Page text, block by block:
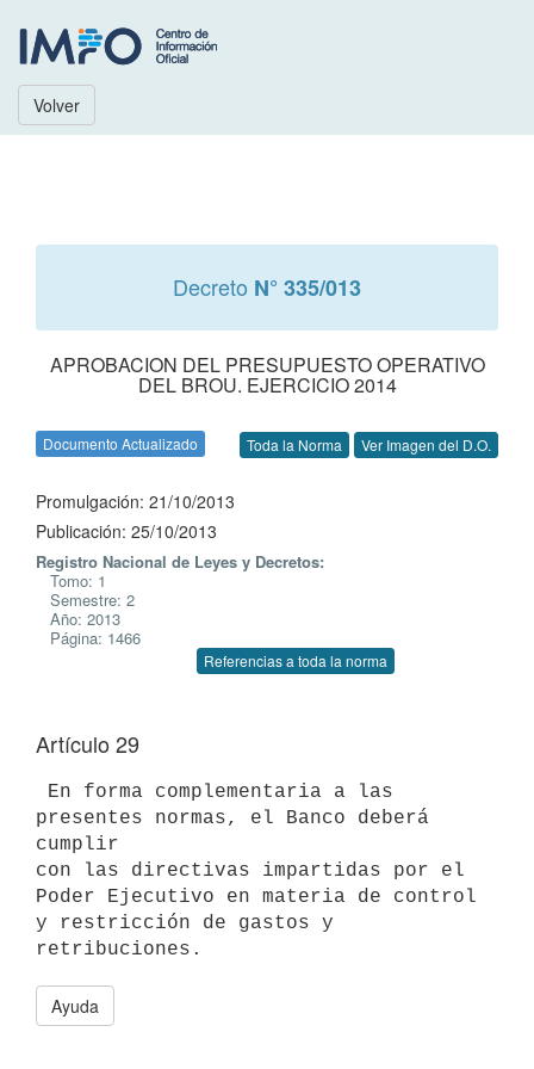
Volver
Decreto N° 335/013
APROBACION DEL PRESUPUESTO OPERATIVO
DEL BROU. EJERCICIO 2014
Documento Actualizado Toda la Norma Ver Imagen del D.O.
Promulgación: 21/10/2013
Publicación: 25/10/2013
Registro Nacional de Leyes y Decretos:
Tomo: 1
Semestre: 2
Año: 2013
Página: 1466
Referencias a toda la norma
Artículo 29
presentes normas, el Banco deberá
cumplir
con las directivas impartidas por el
Poder Ejecutivo en materia de control
y restricción de gastos y
Ayuda